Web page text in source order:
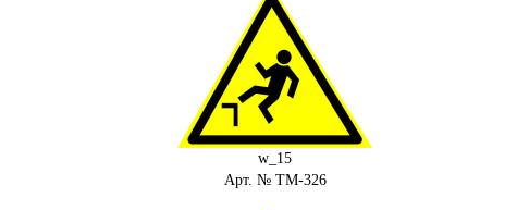
w_15
Арт. № ТМ-326